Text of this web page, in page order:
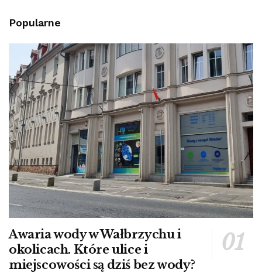
Popularne
Awaria wody w Wałbrzychu i
okolicach. Które ulice i
miejscowości są dziś bez wody?